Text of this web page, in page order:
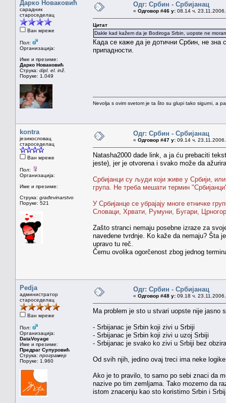
Дарко Новаковић
сарадник
староседелац
Ван мреже
Пол:
Организација:
Име и презиме:
Дарко Новаковић
Струка: dipl. el. inž.
Поруке: 1.049
Одг: Србин - Србијанац
« Одговор #46 у: 08.14 ч.
Цитат
Dakle kad kažem da je Bodiroga Srbin, uopste ne
Када се каже да је дотични Србин, не зна
припадности.
Nevolja s ovim svetom je ta što su glupi tako sigurni, a
kontra
језикословац
староседелац
Ван мреже
Пол:
Организација:
Име и презиме:
Струка: građevinarstvo
Поруке: 521
Одг: Србин - Србијанац
« Одговор #47 у: 09.14 ч.
Natasha2000 dade link, a ja ću prebaciti
jeste), jer je otvorena i svako može da
Србијанци су људи који живе у Србији,
група. Не треба мешати термин
У Србијанце се убрајају многе етничке
Словаци, Хрвати, Румуни, Бугари,
Zašto stranci nemaju posebne izraze za
navedene tvrdnje. Ko kaže da nemaju? Šta
upravo tu reč.
Čemu ovolika ogorčenost zbog jednog
Pedja
администратор
староседелац
Ван мреже
Пол:
Организација:
DataVoyage
Име и презиме:
Предраг Супуровић
Струка: програмер
Поруке: 1.960
Одг: Србин - Србијанац
« Одговор #48 у: 09.18 ч.
Ma problem je sto u stvari uopste nije jasno
- Srbijanac je Srbin koji zivi u Srbiji
- Srbijanac je Srbin koji zivi u uzoj Srbiji
- Srbijanac je svako ko zivi u Srbiji bez
Od svih njih, jedino ovaj treci ima neke
Ako je to pravilo, to samo po sebi znaci da
nazive po tim zemljama. Tako mozemo da
istom znacenju kao sto koristimo Srbin i